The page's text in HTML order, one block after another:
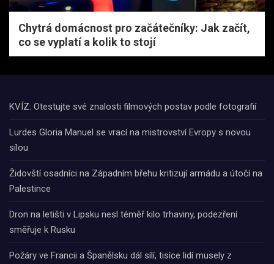
Chytrá domácnost pro začátečníky: Jak začít,
co se vyplatí a kolik to stojí
KVÍZ: Otestujte své znalosti filmových postav podle fotografií
Lurdes Gloria Manuel se vrací na mistrovství Evropy s novou
sílou
Židovští osadníci na Západním břehu kritizují armádu a útočí na
Palestince
Dron na letišti v Lipsku nesl téměř kilo trhaviny, podezření
směřuje k Rusku
Požáry ve Francii a Španělsku dál sílí, tisíce lidí musely z